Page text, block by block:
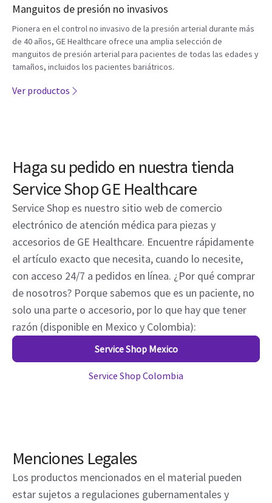
Manguitos de presión no invasivos
Pionera en el control no invasivo de la presión arterial durante más
de 40 años, GE Healthcare ofrece una amplia selección de
manguitos de presión arterial para pacientes de todas las edades y
tamaños, incluidos los pacientes bariátricos.
Ver productos
Haga su pedido en nuestra tienda
Service Shop GE Healthcare
Service Shop es nuestro sitio web de comercio
electrónico de atención médica para piezas y
accesorios de GE Healthcare. Encuentre rápidamente
el artículo exacto que necesita, cuando lo necesite,
con acceso 24/7 a pedidos en línea. ¿Por qué comprar
de nosotros? Porque sabemos que es un paciente, no
solo una parte o accesorio, por lo que hay que tener
razón (disponible en Mexico y Colombia):
Service Shop Mexico
Service Shop Colombia
Menciones Legales
Los productos mencionados en el material pueden
estar sujetos a regulaciones gubernamentales y